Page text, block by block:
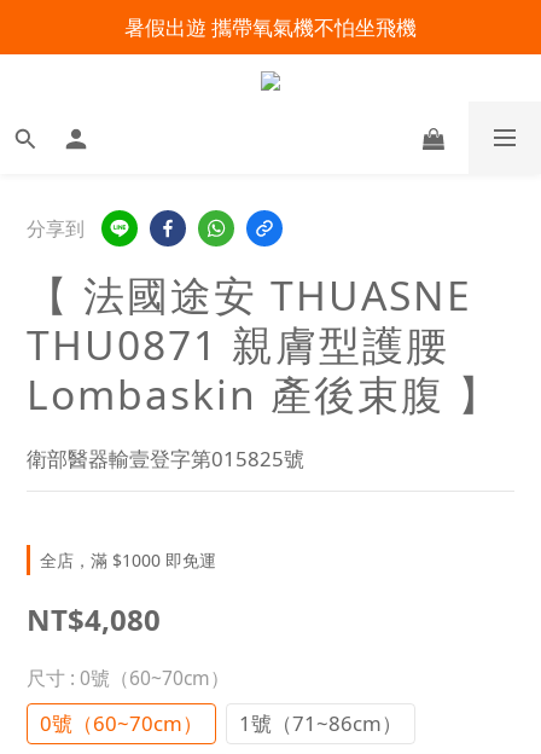
明陽來村全館免運優惠中
暑假出遊 攜帶氧氣機不怕坐飛機
明陽來村全館免運優惠中
分享到
【 法國途安 THUASNE
THU0871 親膚型護腰
Lombaskin 產後束腹 】
衛部醫器輸壹登字第015825號
全店，滿 $1000 即免運
NT$4,080
尺寸 : 0號（60~70cm）
0號（60~70cm）
1號（71~86cm）